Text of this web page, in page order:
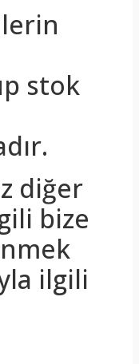
stok
diğer
bize
ilgili